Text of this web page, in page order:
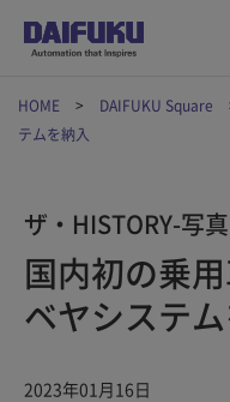
HOME DAIFUKU Square
テムを納入
ザ・HISTORY-写
国内初の乗
ベヤシステ
2023年01月16日